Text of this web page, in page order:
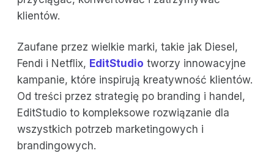
klientów.
Zaufane przez wielkie marki, takie jak Diesel,
Fendi i Netflix, EditStudio tworzy innowacyjne
kampanie, które inspirują kreatywność klientów.
Od treści przez strategię po branding i handel,
EditStudio to kompleksowe rozwiązanie dla
wszystkich potrzeb marketingowych i
brandingowych.